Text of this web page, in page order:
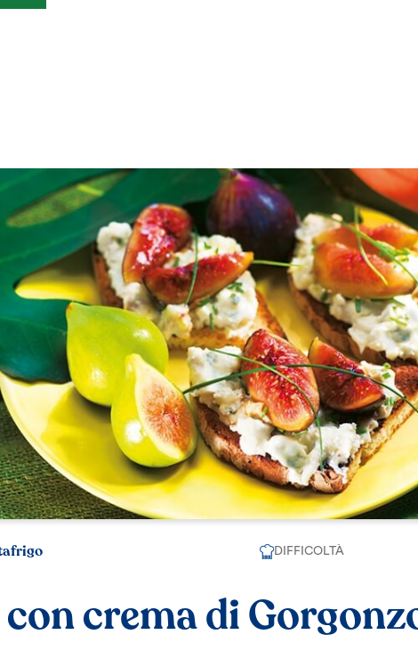
DIFFICOLTÀ
crema di